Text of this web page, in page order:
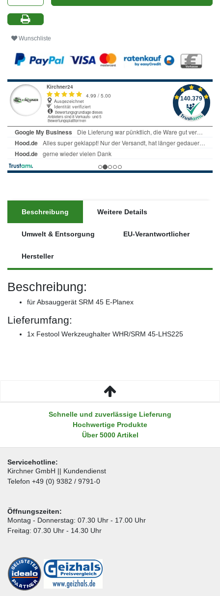
Wunschliste
Beschreibung Weitere Details
Umwelt & Entsorgung EU-Verantwortlicher
Hersteller
Beschreibung:
für Absauggerät SRM 45 E-Planex
Lieferumfang:
1x Festool Werkzeughalter WHR/SRM 45-LHS225
Schnelle und zuverlässige Lieferung
Hochwertige Produkte
Über 5000 Artikel
Servicehotline:
Kirchner GmbH || Kundendienst
Telefon +49 (0) 9382 / 9791-0
Öffnungszeiten:
Montag - Donnerstag: 07.30 Uhr - 17.00 Uhr
Freitag: 07.30 Uhr - 14.30 Uhr